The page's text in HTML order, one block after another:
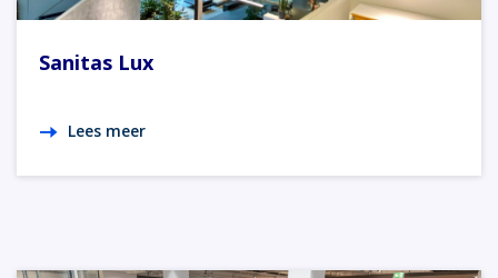
Sanitas Lux
Lees meer